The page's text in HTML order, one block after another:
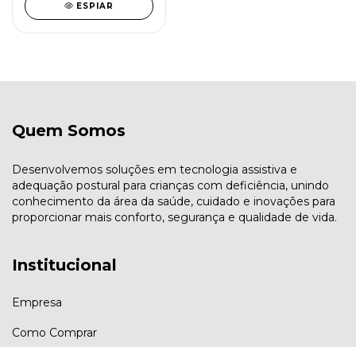
ESPIAR
Quem Somos
Desenvolvemos soluções em tecnologia assistiva e
adequação postural para crianças com deficiência, unindo
conhecimento da área da saúde, cuidado e inovações para
proporcionar mais conforto, segurança e qualidade de vida.
Institucional
Empresa
Como Comprar